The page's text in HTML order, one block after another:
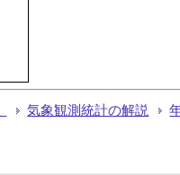
気象観測統計の解説